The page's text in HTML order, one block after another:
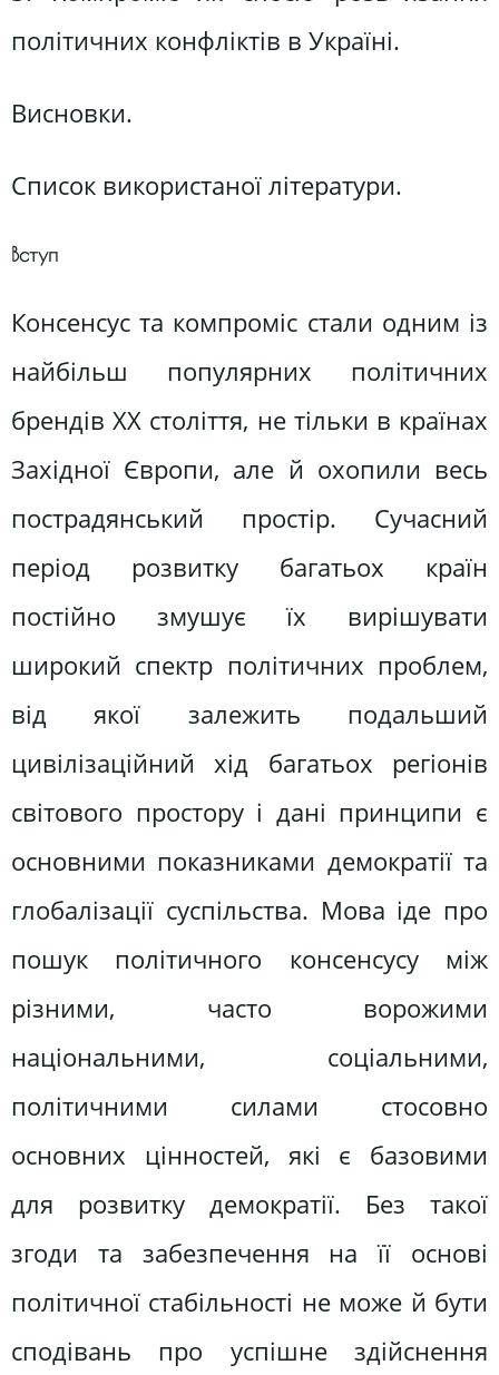
політичних конфліктів в Україні.
Висновки.
Список використаної літератури.
Вступ
Консенсус та компроміс стали одним із
найбільш популярних політичних
брендів XX століття, не тільки в країнах
Західної Європи, але й охопили весь
пострадянський простір. Сучасний
період розвитку багатьох країн
постійно змушує їх вирішувати
широкий спектр політичних проблем,
від якої залежить подальший
цивілізаційний хід багатьох регіонів
світового простору і дані принципи є
основними показниками демократії та
глобалізації суспільства. Мова іде про
пошук політичного консенсусу між
різними, часто ворожими
національними, соціальними,
політичними силами стосовно
основних цінностей, які є базовими
для розвитку демократії. Без такої
згоди та забезпечення на її основі
політичної стабільності не може й бути
сподівань про успішне здійснення